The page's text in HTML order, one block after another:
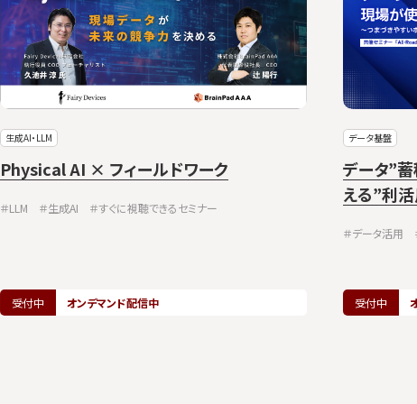
生成AI・LLM
Physical AI × フィールドワーク
＃LLM ＃生成AI ＃すぐに視聴できるセミナー
受付中 オンデマンド配信中
データ基盤
データ”
える”利
＃データ活用
受付中